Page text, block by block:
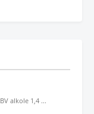
alkole 1,4 ...